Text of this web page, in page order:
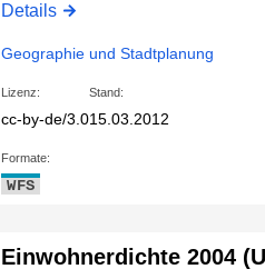
Details
Geographie und Stadtplanung
Lizenz:
cc-by-de/3.0
Stand:
15.03.2012
Formate:
WFS
Einwohnerdichte 2004